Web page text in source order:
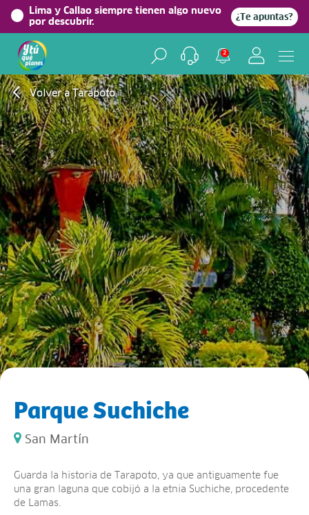
Lima y Callao siempre tienen algo nuevo
por descubrir.
¿Te apuntas?
2
Volver a Tarapoto
Parque Suchiche
San Martín
Guarda la historia de Tarapoto, ya que antiguamente fue
una gran laguna que cobijó a la etnia Suchiche, procedente
de Lamas.